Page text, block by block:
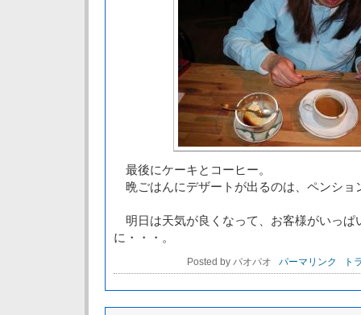
最後にケーキとコーヒー。
晩ごはんにデザートが出るのは、ペンショ
明日は天気が良くなって、お客様がいっぱ
に・・・。
Posted by パオパオ パーマリンク ト